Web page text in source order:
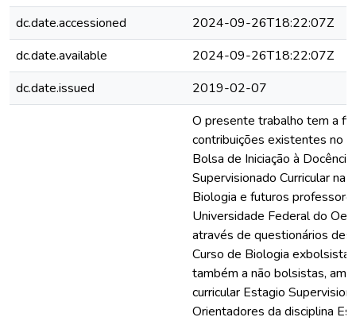
dc.date.accessioned
2024-09-26T18:22:07Z
dc.date.available
2024-09-26T18:22:07Z
dc.date.issued
2019-02-07
O presente trabalho tem a
contribuições existentes no
Bolsa de Iniciação à
Supervisionado Curricular na
Biologia e futuros
Universidade Federal do
através de questionários
Curso de Biologia
também a não bolsistas,
curricular Estagio
Orientadores da disciplina